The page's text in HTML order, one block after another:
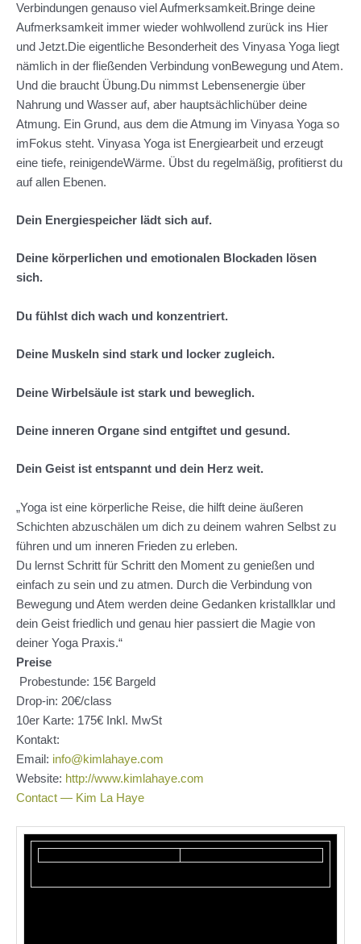
Verbindungen genauso viel Aufmerksamkeit.Bringe deine
Aufmerksamkeit immer wieder wohlwollend zurück ins Hier
und Jetzt.Die eigentliche Besonderheit des Vinyasa Yoga liegt
nämlich in der fließenden Verbindung vonBewegung und Atem.
Und die braucht Übung.Du nimmst Lebensenergie über
Nahrung und Wasser auf, aber hauptsächlichüber deine
Atmung. Ein Grund, aus dem die Atmung im Vinyasa Yoga so
imFokus steht. Vinyasa Yoga ist Energiearbeit und erzeugt
eine tiefe, reinigendeWärme. Übst du regelmäßig, profitierst du
auf allen Ebenen.
Dein Energiespeicher lädt sich auf.
Deine körperlichen und emotionalen Blockaden lösen
sich.
Du fühlst dich wach und konzentriert.
Deine Muskeln sind stark und locker zugleich.
Deine Wirbelsäule ist stark und beweglich.
Deine inneren Organe sind entgiftet und gesund.
Dein Geist ist entspannt und dein Herz weit.
„Yoga ist eine körperliche Reise, die hilft deine äußeren
Schichten abzuschälen um dich zu deinem wahren Selbst zu
führen und um inneren Frieden zu erleben.
Du lernst Schritt für Schritt den Moment zu genießen und
einfach zu sein und zu atmen. Durch die Verbindung von
Bewegung und Atem werden deine Gedanken kristallklar und
dein Geist friedlich und genau hier passiert die Magie von
deiner Yoga Praxis.“
Preise
Probestunde: 15€ Bargeld
Drop-in: 20€/class
10er Karte: 175€ Inkl. MwSt
Kontakt:
Email: info@kimlahaye.com
Website: http://www.kimlahaye.com
Contact — Kim La Haye